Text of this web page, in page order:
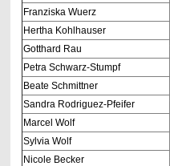
Franziska Wuerz
Hertha Kohlhauser
Gotthard Rau
Petra Schwarz-Stumpf
Beate Schmittner
Sandra Rodriguez-Pfeifer
Marcel Wolf
Sylvia Wolf
Nicole Becker